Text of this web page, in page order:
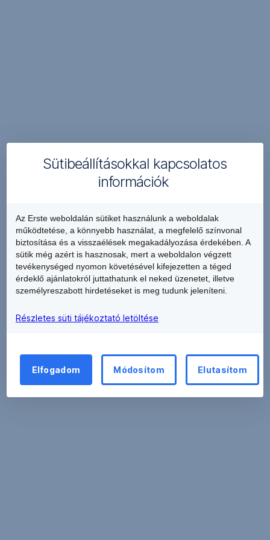
Sütibeállításokkal kapcsolatos
információk
Az Erste weboldalán sütiket használunk a weboldalak
működtetése, a könnyebb használat, a megfelelő színvonal
biztosítása és a visszaélések megakadályozása érdekében. A
sütik még azért is hasznosak, mert a weboldalon végzett
tevékenységed nyomon követésével kifejezetten a téged
érdeklő ajánlatokról juttathatunk el neked üzenetet, illetve
személyreszabott hirdetéseket is meg tudunk jeleníteni.
Részletes süti tájékoztató letöltése
Elfogadom Módosítom Elutasítom